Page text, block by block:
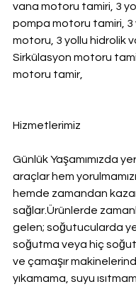
vana motoru tamiri, 3
pompa motoru tamiri, 3
motoru, 3 yollu hidrolik
Sirkülasyon motoru
motoru tamir,
Hizmetlerimiz
Günlük Yaşamımızda
araçlar hem
hemde zamandan
sağlar.Ürünlerde
gelen; soğutucularda
soğutma veya hiç
ve çamaşır
yıkamama, suyu